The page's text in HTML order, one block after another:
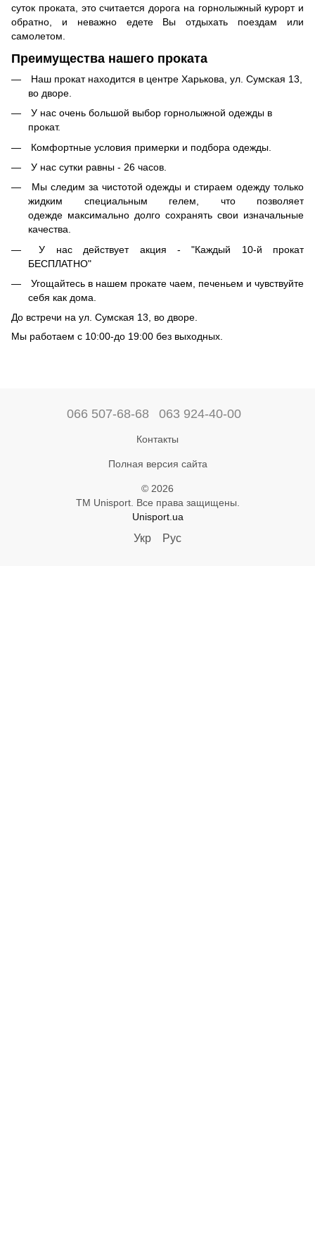
суток проката, это считается дорога на горнолыжный курорт и
обратно, и неважно едете Вы отдыхать поездам или
самолетом.
Преимущества нашего проката
Наш прокат находится в центре Харькова, ул. Сумская 13,
во дворе.
У нас очень большой выбор горнолыжной одежды в
прокат.
Комфортные условия примерки и подбора одежды.
У нас сутки равны - 26 часов.
Мы следим за чистотой одежды и стираем одежду только
жидким специальным гелем, что позволяет
одежде максимально долго сохранять свои изначальные
качества.
У нас действует акция - "Каждый 10-й прокат
БЕСПЛАТНО"
Угощайтесь в нашем прокате чаем, печеньем и чувствуйте
себя как дома.
До встречи на ул. Сумская 13, во дворе.
Мы работаем с 10:00-до 19:00 без выходных.
066 507-68-68 063 924-40-00
Контакты
Полная версия сайта
© 2026
ТМ Unisport. Все права защищены.
Unisport.ua
Укр Рус